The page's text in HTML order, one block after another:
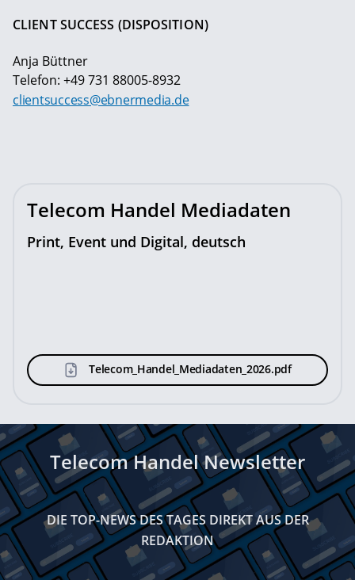
CLIENT SUCCESS (DISPOSITION)
Anja Büttner
Telefon: +49 731 88005-8932
clientsuccess@ebnermedia.de
Telecom Handel Mediadaten
Print, Event und Digital, deutsch
Telecom_Handel_Mediadaten_2026.pdf
Telecom Handel Newsletter
DIE TOP-NEWS DES TAGES DIREKT AUS DER
REDAKTION